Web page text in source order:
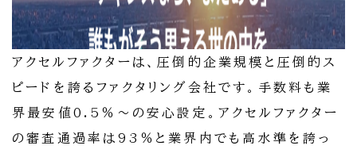
アクセルファクターは、圧倒的企業規模と圧倒的ス
ピードを誇るファクタリング会社です。手数料も業
界最安値0.5％～の安心設定。アクセルファクター
の審査通過率は93％と業界内でも高水準を誇っ